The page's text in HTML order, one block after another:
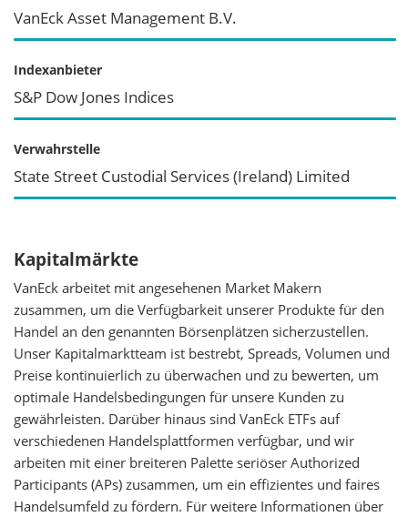
VanEck Asset Management B.V.
Indexanbieter
S&P Dow Jones Indices
Verwahrstelle
State Street Custodial Services (Ireland) Limited
Kapitalmärkte
VanEck arbeitet mit angesehenen Market Makern
zusammen, um die Verfügbarkeit unserer Produkte für den
Handel an den genannten Börsenplätzen sicherzustellen.
Unser Kapitalmarktteam ist bestrebt, Spreads, Volumen und
Preise kontinuierlich zu überwachen und zu bewerten, um
optimale Handelsbedingungen für unsere Kunden zu
gewährleisten. Darüber hinaus sind VanEck ETFs auf
verschiedenen Handelsplattformen verfügbar, und wir
arbeiten mit einer breiteren Palette seriöser Authorized
Participants (APs) zusammen, um ein effizientes und faires
Handelsumfeld zu fördern. Für weitere Informationen über